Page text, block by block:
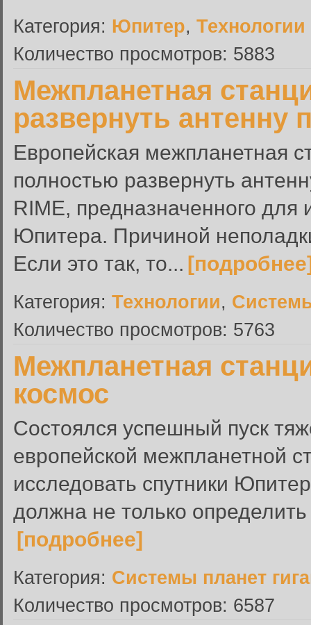
Категория: Юпитер, Технологии
Количество просмотров: 5883
Межпланетная
развернуть антенну
Европейская межпланетная
полностью развернуть
RIME, предназначенного для
Юпитера. Причиной
Если это так, то...
Категория: Технологии,
Количество просмотров: 5763
Межпланетная
космос
Состоялся успешный пуск
европейской межпланетной
исследовать спутники
должна не только
[подробнее]
Категория: Системы планет
Количество просмотров: 6587